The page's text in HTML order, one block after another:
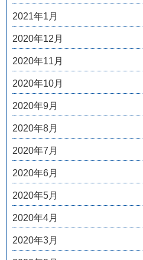
2021年1月
2020年12月
2020年11月
2020年10月
2020年9月
2020年8月
2020年7月
2020年6月
2020年5月
2020年4月
2020年3月